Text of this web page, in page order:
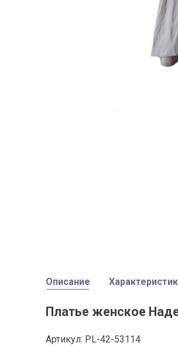
Описание
Платье женское
Артикул: PL-42-53114